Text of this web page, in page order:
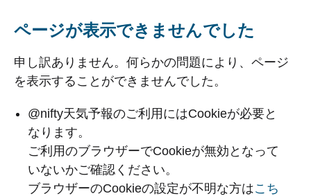
ページが表示できませんでした
申し訳ありません。何らかの問題により、ページ
を表示することができませんでした。
@nifty天気予報のご利用にはCookieが必要と
なります。
ご利用のブラウザーでCookieが無効となって
いないかご確認ください。
ブラウザーのCookieの設定が不明な方はこち